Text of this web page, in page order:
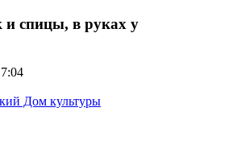
спицы, в руках у
Дом культуры